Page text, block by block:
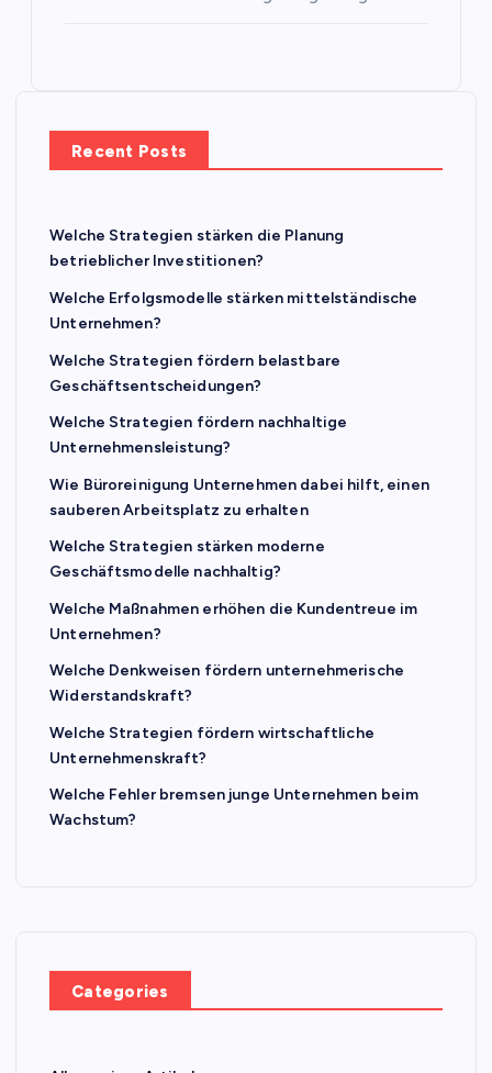
Recent Posts
Welche Strategien stärken die Planung
betrieblicher Investitionen?
Welche Erfolgsmodelle stärken mittelständische
Unternehmen?
Welche Strategien fördern belastbare
Geschäftsentscheidungen?
Welche Strategien fördern nachhaltige
Unternehmensleistung?
Wie Büroreinigung Unternehmen dabei hilft, einen
sauberen Arbeitsplatz zu erhalten
Welche Strategien stärken moderne
Geschäftsmodelle nachhaltig?
Welche Maßnahmen erhöhen die Kundentreue im
Unternehmen?
Welche Denkweisen fördern unternehmerische
Widerstandskraft?
Welche Strategien fördern wirtschaftliche
Unternehmenskraft?
Welche Fehler bremsen junge Unternehmen beim
Wachstum?
Categories